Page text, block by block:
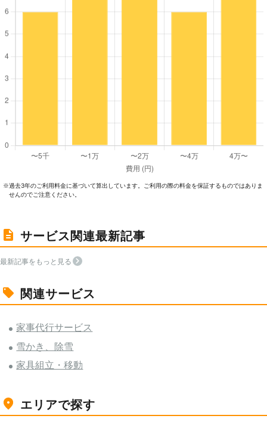
※過去3年のご利⽤料⾦に基づいて算出しています。ご利⽤の際の料⾦を保証するものではありま
せんのでご注意ください。
サービス関連最新記事
最新記事をもっと見る
関連サービス
家事代行サービス
雪かき、除雪
家具組立・移動
エリアで探す